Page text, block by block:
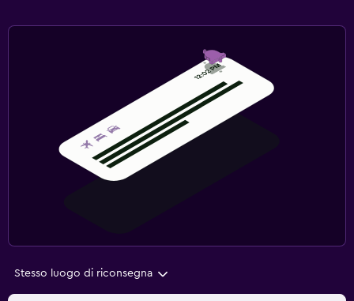
Stesso luogo di riconsegna